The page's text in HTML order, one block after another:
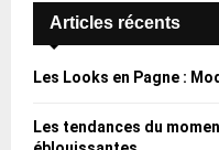
Articles récents
Les Looks en Pagne :
Les tendances du